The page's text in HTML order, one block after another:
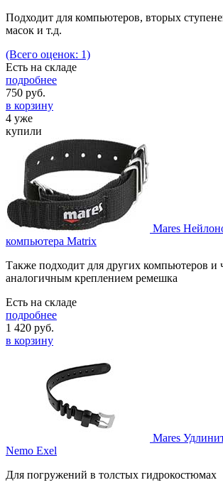
Подходит для компьютеров, вторых
масок и т.д.
(Всего оценок: 1)
Есть на складе
подробнее
750 руб.
в корзину
4 уже
купили
Mares
компьютера Matrix
Также подходит для других компьютеров и
аналогичным креплением ремешка
Есть на складе
подробнее
1 420 руб.
в корзину
Mares
Nemo Exel
Для погружений в толстых гидрокостюмах